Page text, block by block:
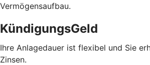
Vermögensaufbau.
KündigungsGeld
Ihre Anlagedauer ist flexibel und Sie
Zinsen.